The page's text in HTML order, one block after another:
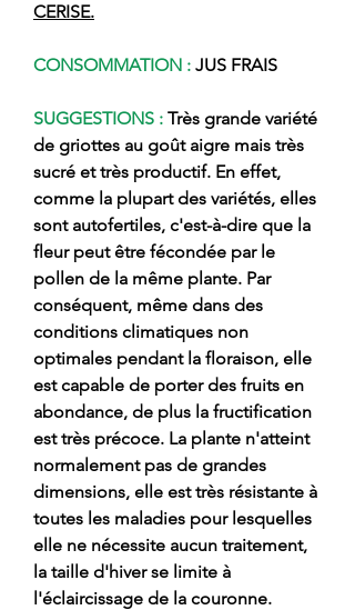
CERISE.
CONSOMMATION : JUS FRAIS
SUGGESTIONS : Très grande variété
de griottes au goût aigre mais très
sucré et très productif. En effet,
comme la plupart des variétés, elles
sont autofertiles, c'est-à-dire que la
fleur peut être fécondée par le
pollen de la même plante. Par
conséquent, même dans des
conditions climatiques non
optimales pendant la floraison, elle
est capable de porter des fruits en
abondance, de plus la fructification
est très précoce. La plante n'atteint
normalement pas de grandes
dimensions, elle est très résistante à
toutes les maladies pour lesquelles
elle ne nécessite aucun traitement,
la taille d'hiver se limite à
l'éclaircissage de la couronne.